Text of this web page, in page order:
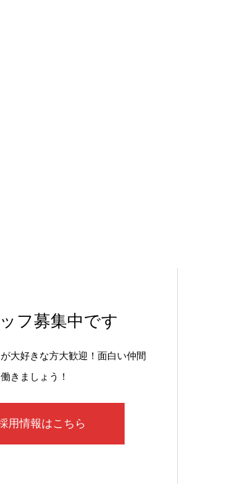
フ募集中です
大好きな方大歓迎！面白い仲間
きましょう！
用情報はこちら